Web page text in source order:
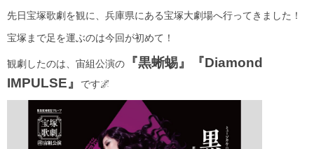
先日宝塚歌劇を観に、兵庫県にある宝塚大劇場へ行ってきました！
宝塚まで足を運ぶのは今回が初めて！
観劇したのは、宙組公演の
『黒蜥蜴』『Diamond
IMPULSE』
です🌌